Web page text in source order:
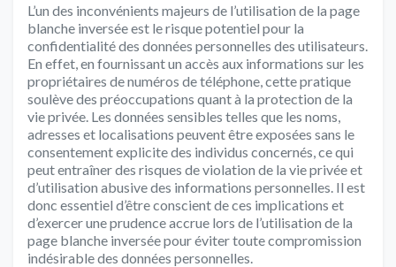
L’un des inconvénients majeurs de l’utilisation de la page
blanche inversée est le risque potentiel pour la
confidentialité des données personnelles des utilisateurs.
En effet, en fournissant un accès aux informations sur les
propriétaires de numéros de téléphone, cette pratique
soulève des préoccupations quant à la protection de la
vie privée. Les données sensibles telles que les noms,
adresses et localisations peuvent être exposées sans le
consentement explicite des individus concernés, ce qui
peut entraîner des risques de violation de la vie privée et
d’utilisation abusive des informations personnelles. Il est
donc essentiel d’être conscient de ces implications et
d’exercer une prudence accrue lors de l’utilisation de la
page blanche inversée pour éviter toute compromission
indésirable des données personnelles.